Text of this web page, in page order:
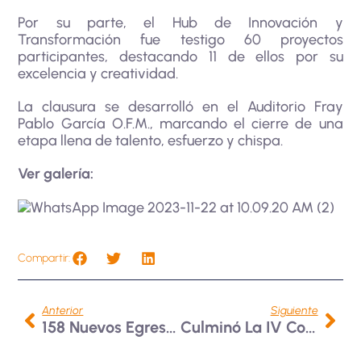
Por su parte, el Hub de Innovación y
Transformación fue testigo 60 proyectos
participantes, destacando 11 de ellos por su
excelencia y creatividad.
La clausura se desarrolló en el Auditorio Fray
Pablo García O.F.M., marcando el cierre de una
etapa llena de talento, esfuerzo y chispa.
Ver galería:
Compartir:
Anterior
158 Nuevos Egresados Bonaventurianos
Siguiente
Culminó La IV Cohorte Del Curso En Identidad Institucional Y Franciscanismo